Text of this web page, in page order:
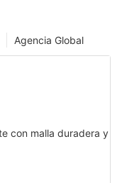
Agencia Global